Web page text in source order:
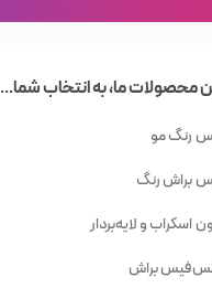
محصولات ما، به انتخاب شما...
رنگ مو
براش رنگ
اسکراب و لایه‌بردار
فیس براش